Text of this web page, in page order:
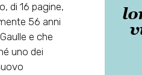
di 16 pagine,
56 anni
e che
uno dei